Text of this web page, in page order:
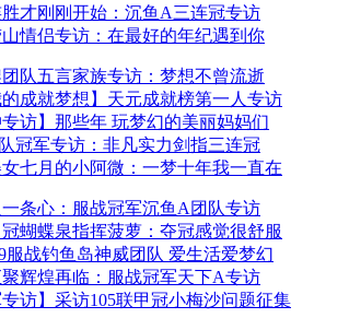
胜才刚刚开始：沉鱼A三连冠专访
情侣专访：在最好的年纪遇到你
队五言家族专访：梦想不曾流逝
的成就梦想】天元成就榜第一人专访
专访】那些年 玩梦幻的美丽妈妈们
冠军专访：非凡实力剑指三连冠
七月的小阿微：一梦十年我一直在
条心：服战冠军沉鱼A团队专访
蝴蝶泉指挥菠萝：夺冠感觉很舒服
服战钓鱼岛神威团队 爱生活爱梦幻
辉煌再临：服战冠军天下A专访
专访】采访105联甲冠小梅沙问题征集